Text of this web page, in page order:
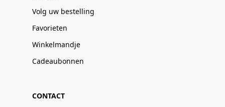
Volg uw bestelling
Favorieten
Winkelmandje
Cadeaubonnen
CONTACT